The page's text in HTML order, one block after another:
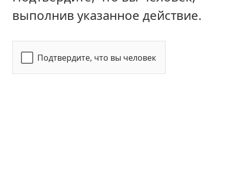
выполнив указанное действие.
Подтвердите, что вы человек